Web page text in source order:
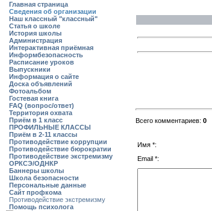
Главная страница
Сведения об организации
Наш классный "классный"
Статья о школе
История школы
Администрация
Интерактивная приёмная
Информбезопасность
Расписание уроков
Выпускники
Информация о сайте
Доска объявлений
Фотоальбом
Гостевая книга
FAQ (вопрос/ответ)
Территория охвата
Приём в 1 класс
ПРОФИЛЬНЫЕ КЛАССЫ
Приём в 2-11 классы
Противодействие коррупции
Противодействие бюрократии
Противодействие экстремизму
ОРКСЭ/ОДНКР
Баннеры школы
Школа безопасности
Персональные данные
Сайт профкома
Противодействие экстремизму
Помощь психолога
Всего комментариев: 0
Имя *:
Email *: